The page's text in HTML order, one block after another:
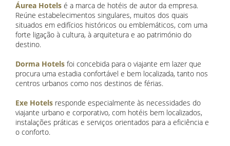
Áurea Hotels é a marca de hotéis de autor da empresa.
Reúne estabelecimentos singulares, muitos dos quais
situados em edifícios históricos ou emblemáticos, com uma
forte ligação à cultura, à arquitetura e ao património do
destino.
Dorma Hotels foi concebida para o viajante em lazer que
procura uma estadia confortável e bem localizada, tanto nos
centros urbanos como nos destinos de férias.
Exe Hotels responde especialmente às necessidades do
viajante urbano e corporativo, com hotéis bem localizados,
instalações práticas e serviços orientados para a eficiência e
o conforto.